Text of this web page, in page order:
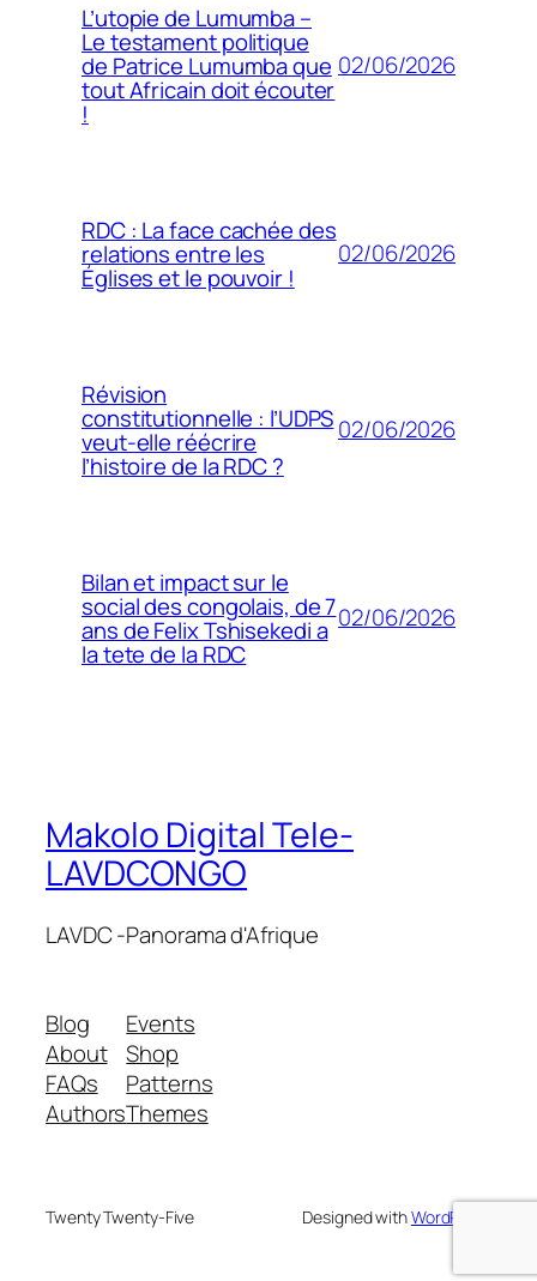
L’utopie de Lumumba –
Le testament politique
de Patrice Lumumba que
tout Africain doit écouter
!
02/06/2026
RDC : La face cachée des
relations entre les
Églises et le pouvoir !
02/06/2026
Révision
constitutionnelle : l’UDPS
veut-elle réécrire
l’histoire de la RDC ?
02/06/2026
Bilan et impact sur le
social des congolais, de 7
ans de Felix Tshisekedi a
la tete de la RDC
02/06/2026
Makolo Digital Tele-
LAVDCONGO
LAVDC -Panorama d'Afrique
Blog
About
FAQs
Authors
Events
Shop
Patterns
Themes
Twenty Twenty-Five Designed withWordPress